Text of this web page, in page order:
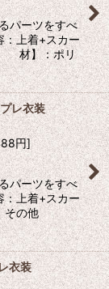
パーツをすべ
上着+スカー
材】：ポリ
プレ衣装
円]
パーツをすべ
上着+スカー
その他
レ衣装